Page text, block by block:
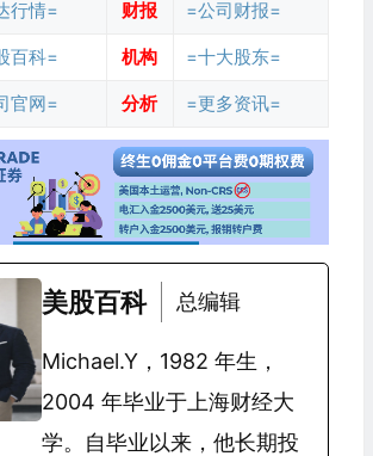
行情= 财报 =公司财报=
百科= 机构 =十大股东=
官网= 分析 =更多资讯=
美股百科 总编辑
Michael.Y，1982 年生，
2004 年毕业于上海财经大
学。自毕业以来，他长期投